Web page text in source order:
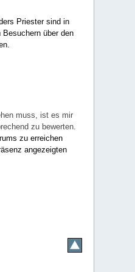
Priester sind in
über den
muss, ist es mir
zu bewerten.
zu erreichen
angezeigten